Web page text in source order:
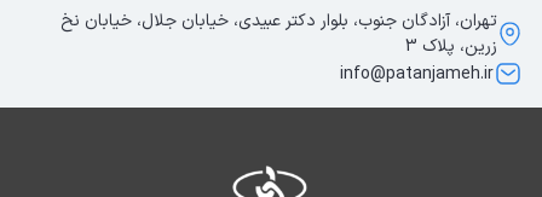
تهران، آزادگان جنوب، بلوار دکتر عبیدی، خیابان جلال، خیابان نخ
زرین، پلاک 3
info@patanjameh.ir